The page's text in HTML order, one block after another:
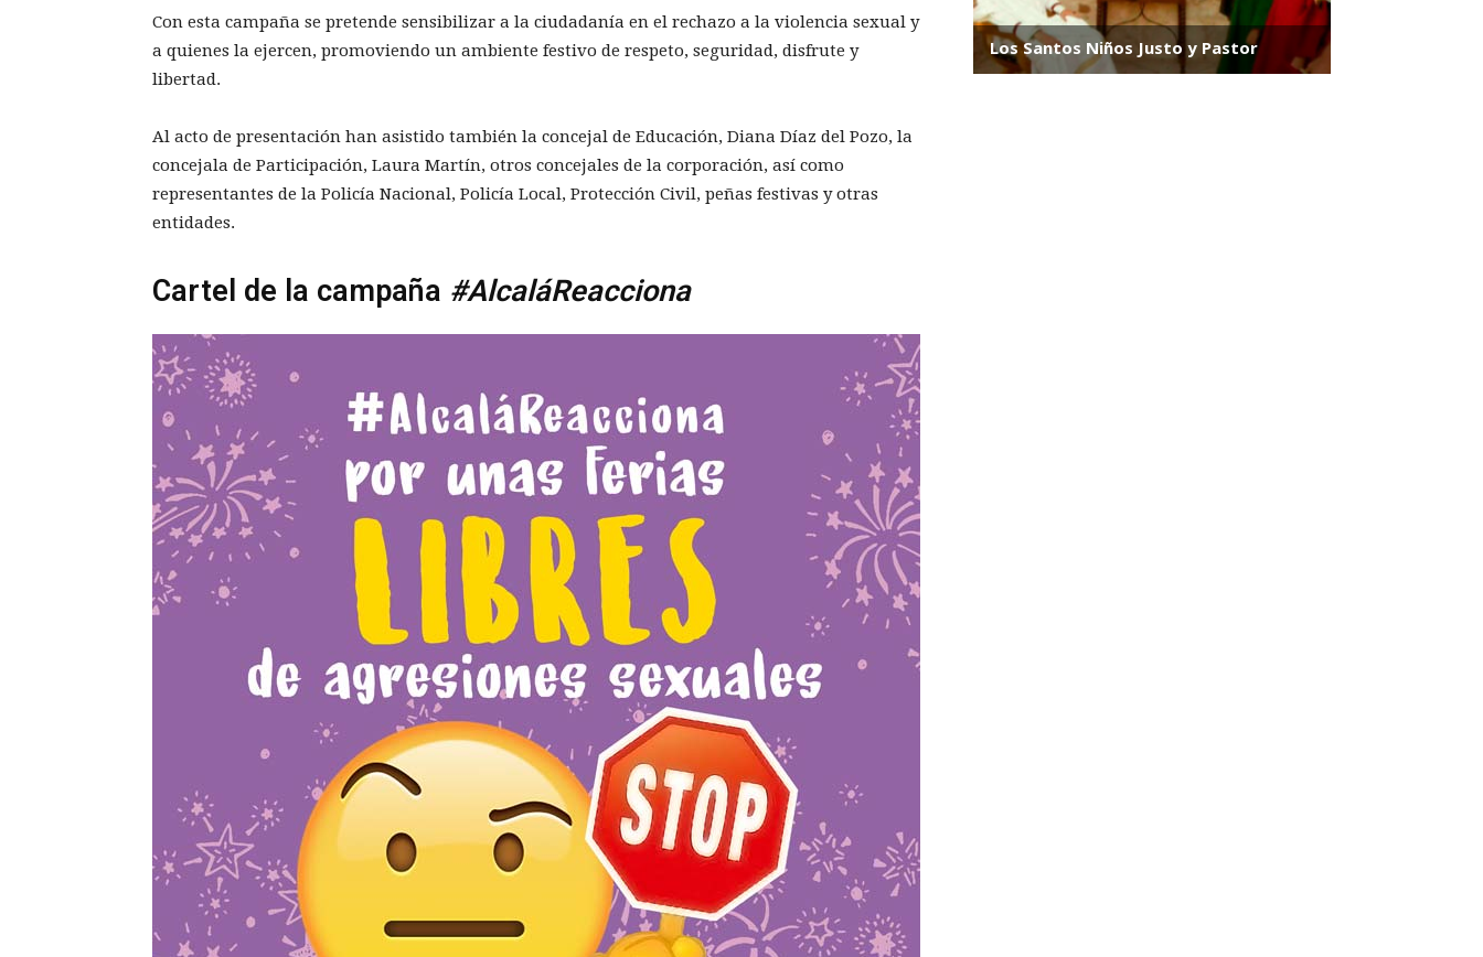
Con esta campaña se pretende sensibilizar a la ciudadanía en el rechazo a la violencia sexual y
a quienes la ejercen, promoviendo un ambiente festivo de respeto, seguridad, disfrute y
libertad.
Al acto de presentación han asistido también la concejal de Educación, Diana Díaz del Pozo, la
concejala de Participación, Laura Martín, otros concejales de la corporación, así como
representantes de la Policía Nacional, Policía Local, Protección Civil, peñas festivas y otras
entidades.
Cartel de la campaña #AlcaláReacciona